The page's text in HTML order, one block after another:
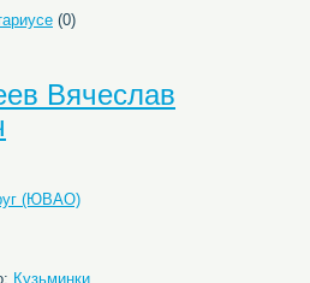
(0)
Вячеслав
(ЮВАО)
Кузьминки